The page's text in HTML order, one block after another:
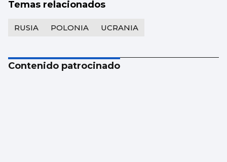
Temas relacionados
RUSIA POLONIA UCRANIA
Contenido patrocinado